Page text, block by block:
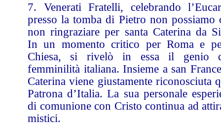
7. Venerati Fratelli, celebrando
presso la tomba di Pietro non possiamo
non ringraziare per santa Caterina da
In un momento critico per Roma e
Chiesa, si rivelò in essa il genio
femminilità italiana. Insieme a san
Caterina viene giustamente riconosciuta
Patrona d’Italia. La sua personale
di comunione con Cristo continua ad
mistici.